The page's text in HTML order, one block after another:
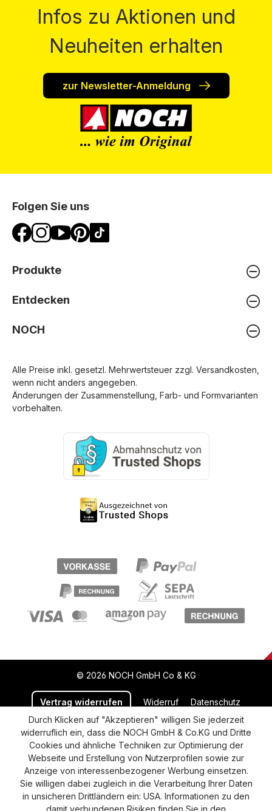
Infos zu Aktionen und
Neuheiten erhalten
zur Newsletter-Anmeldung
Folgen Sie uns
Produkte
Entdecken
NOCH
Alle Preise inkl. gesetzl. Mehrwertsteuer zzgl. Versandkosten
wenn nicht anders angegeben.
Änderungen der Zusammenstellung, Farb- und Formvarianten
vorbehalten.
© 2026 NOCH GmbH Co & KG
Vertrag widerrufen Widerruf Datenschutz
Versand und Zahlung AGB
Impressum
Cookie-Einstellungen
Barrierefreiheitserklärung
Durch Klicken auf "Akzeptieren" willigen Sie jederzeit
widerruflich ein, dass die NOCH GmbH & Co.KG und Dritte
Cookies und ähnliche Techniken zur Optimierung der
Webseite und Erstellung von Nutzerprofilen sowie zur
Anzeige von interessenbezogener Werbung einsetzen.
Sie willigen dabei zugleich in die Verarbeitung Ihrer Daten
in unsicheren Drittländern ein: USA. Informationen zu den
damit verbundenen Risiken finden Sie in den